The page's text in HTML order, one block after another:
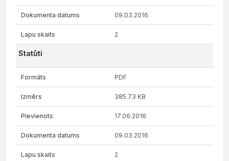
09.03.2016
2
Statūti
PDF
385.73 KB
17.06.2016
09.03.2016
2